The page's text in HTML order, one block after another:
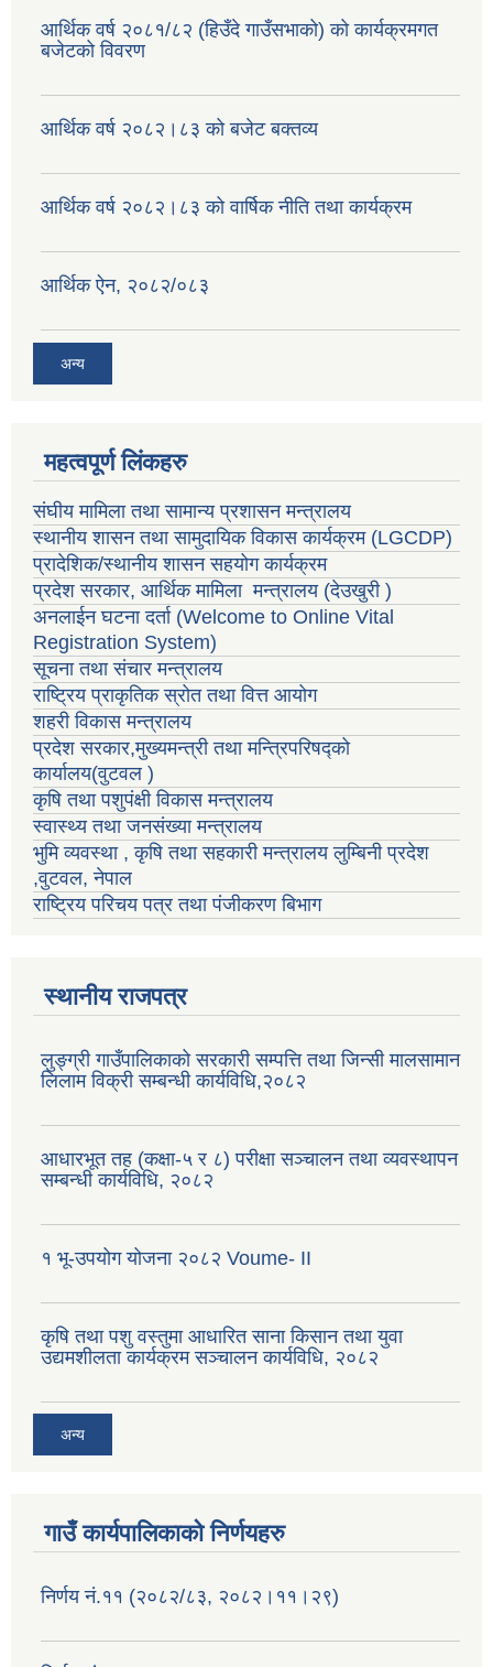
आर्थिक वर्ष २०८१/८२ (हिउँदे गाउँसभाको) को कार्यक्रमगत
बजेटको विवरण
आर्थिक वर्ष २०८२।८३ को बजेट बक्तव्य
आर्थिक वर्ष २०८२।८३ को वार्षिक नीति तथा कार्यक्रम
आर्थिक ऐन, २०८२/०८३
अन्य
महत्वपूर्ण लिंकहरु
संघीय मामिला तथा सामान्य प्रशासन मन्त्रालय
स्थानीय शासन तथा सामुदायिक विकास कार्यक्रम (LGCDP)
प्रादेशिक/स्थानीय शासन सहयोग कार्यक्रम
प्रदेश सरकार, आर्थिक मामिला मन्त्रालय (देउखुरी )
अनलाईन घटना दर्ता (Welcome to Online Vital
Registration System)
सूचना तथा संचार मन्त्रालय
राष्ट्रिय प्राकृतिक स्रोत तथा वित्त आयोग
शहरी विकास मन्त्रालय
प्रदेश सरकार,मुख्यमन्त्री तथा मन्त्रिपरिषद्को
कार्यालय(वुटवल )
कृषि तथा पशुपंक्षी विकास मन्त्रालय
स्वास्थ्य तथा जनसंख्या मन्त्रालय
भुमि व्यवस्था , कृषि तथा सहकारी मन्त्रालय लुम्बिनी प्रदेश
,वुटवल, नेपाल
राष्ट्रिय परिचय पत्र तथा पंजीकरण बिभाग
स्थानीय राजपत्र
लुङ्ग्री गाउँपालिकाको सरकारी सम्पत्ति तथा जिन्सी मालसामान
लिलाम विक्री सम्बन्धी कार्यविधि,२०८२
आधारभूत तह (कक्षा-५ र ८) परीक्षा सञ्चालन तथा व्यवस्थापन
सम्बन्धी कार्यविधि, २०८२
१ भू-उपयोग योजना २०८२ Voume- II
कृषि तथा पशु वस्तुमा आधारित साना किसान तथा युवा
उद्यमशीलता कार्यक्रम सञ्चालन कार्यविधि, २०८२
अन्य
गाउँ कार्यपालिकाको निर्णयहरु
निर्णय नं.११ (२०८२/८३, २०८२।११।२९)